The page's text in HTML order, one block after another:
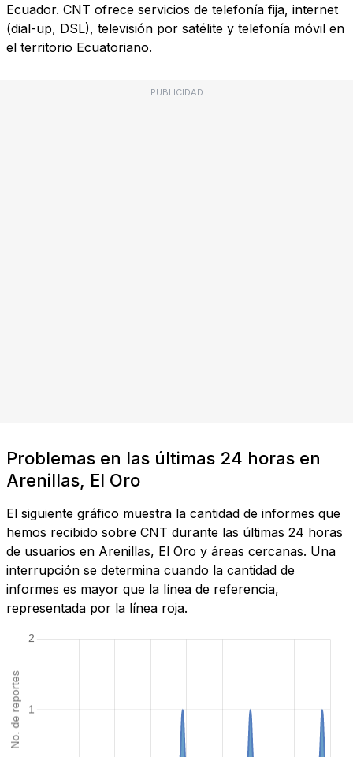
Ecuador. CNT ofrece servicios de telefonía fija, internet
(dial-up, DSL), televisión por satélite y telefonía móvil en
el territorio Ecuatoriano.
PUBLICIDAD
Problemas en las últimas 24 horas en
Arenillas, El Oro
El siguiente gráfico muestra la cantidad de informes que
hemos recibido sobre CNT durante las últimas 24 horas
de usuarios en Arenillas, El Oro y áreas cercanas. Una
interrupción se determina cuando la cantidad de
informes es mayor que la línea de referencia,
representada por la línea roja.